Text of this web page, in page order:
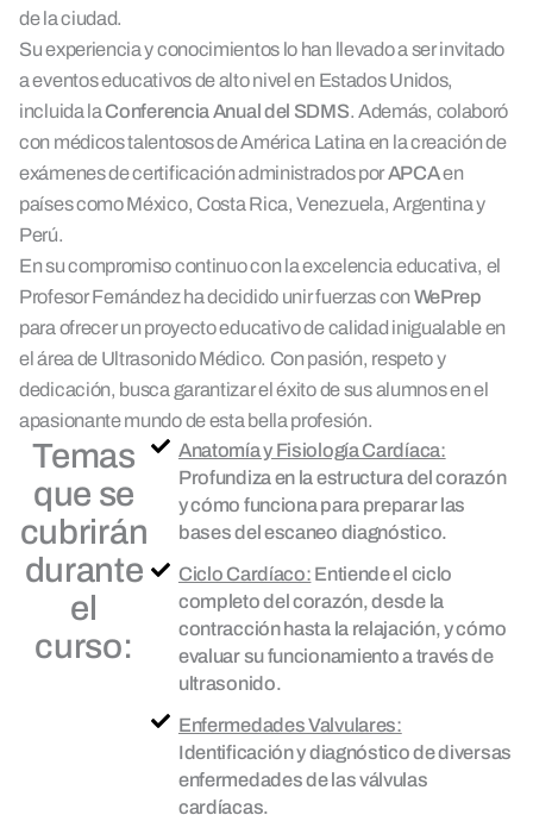
de la ciudad.
Su experiencia y conocimientos lo han llevado a ser invitado
a eventos educativos de alto nivel en Estados Unidos,
incluida la Conferencia Anual del SDMS. Además, colaboró
con médicos talentosos de América Latina en la creación de
exámenes de certificación administrados porAPCAen
países como México, Costa Rica, Venezuela, Argentina y
Perú.
En su compromiso continuo con la excelencia educativa, el
Profesor Fernández ha decidido unir fuerzas conWePrep
para ofrecer un proyecto educativo de calidad inigualable en
el área de Ultrasonido Médico. Con pasión, respeto y
dedicación, busca garantizar el éxito de sus alumnos en el
apasionante mundo de esta bella profesión.
Temas
que se
cubrirán
durante
el
curso:
Anatomía y Fisiología Cardíaca:
Profundiza en la estructura del corazón
y cómo funciona para preparar las
bases del escaneo diagnóstico.
Ciclo Cardíaco: Entiende el ciclo
completo del corazón, desde la
contracción hasta la relajación, y cómo
evaluar su funcionamiento a través de
ultrasonido.
Enfermedades Valvulares:
Identificación y diagnóstico de diversas
enfermedades de las válvulas
cardíacas.